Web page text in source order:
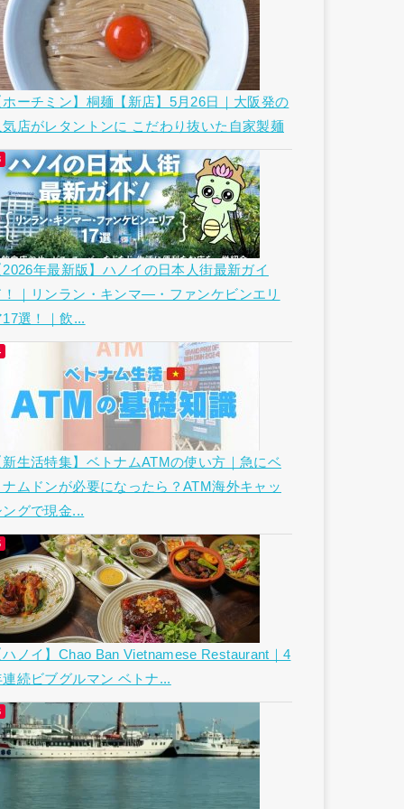
ホーチミン】桐麺【新店】5月26日｜大阪発の
気店がレタントンに こだわり抜いた自家製麺
2026年最新版】ハノイの日本人街最新ガイ
！｜リンラン・キンマ―・ファンケビンエリ
17選！｜飲...
新生活特集】ベトナムATMの使い方｜急にベ
ナムドンが必要になったら？ATM海外キャッ
ングで現金...
ハノイ】Chao Ban Vietnamese Restaurant｜4
連続ビブグルマン ベトナ...